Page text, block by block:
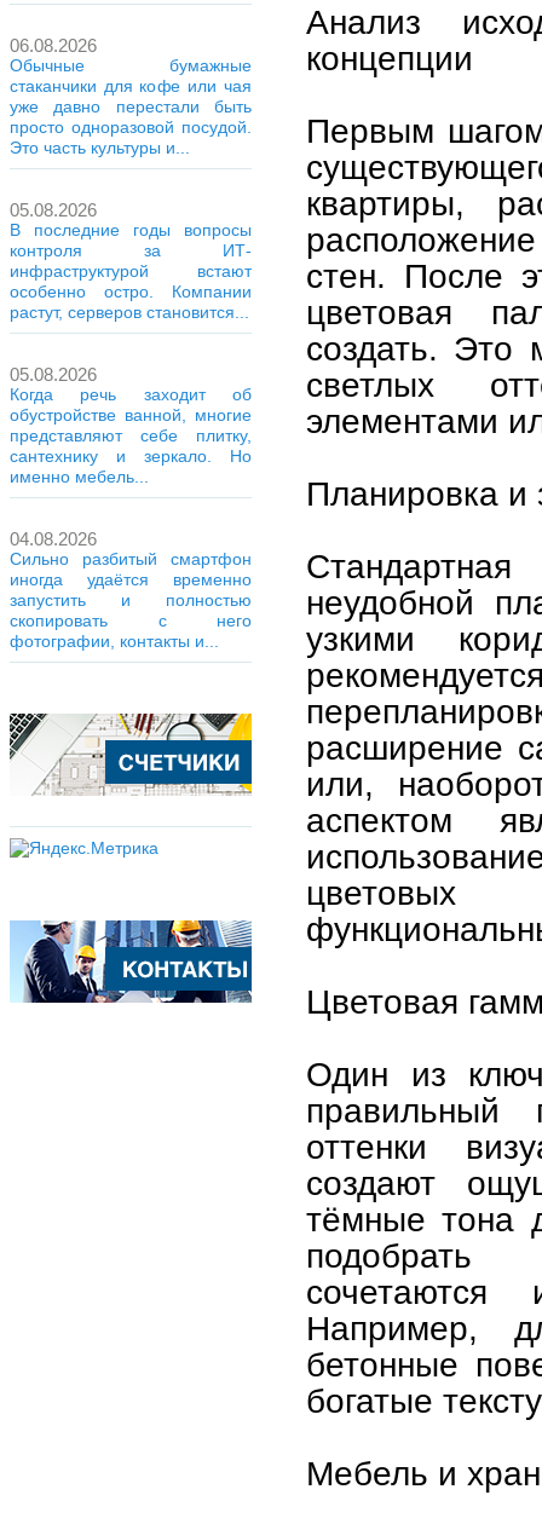
06.08.2026
Обычные бумажные
стаканчики для кофе или чая
уже давно перестали быть
просто одноразовой посудой.
Это часть культуры и...
05.08.2026
В последние годы вопросы
контроля за ИТ-
инфраструктурой встают
особенно остро. Компании
растут, серверов становится...
05.08.2026
Когда речь заходит об
обустройстве ванной, многие
представляют себе плитку,
сантехнику и зеркало. Но
именно мебель...
04.08.2026
Сильно разбитый смартфон
иногда удаётся временно
запустить и полностью
скопировать с него
фотографии, контакты и...
Анализ
концепции
Первым шагом
квартиры,
стен. После
цветовая
создать. Это
светлых
элементами
Планировка и
неудобной
узкими
расширение
или,
аспектом
цветовых
Цветовая
Один из
правильный
оттенки
создают
тёмные тона
подобрать
Например,
бетонные
богатые
Мебель и